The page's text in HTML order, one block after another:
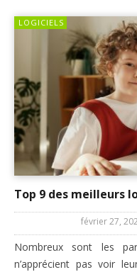
LOGICIELS
Top 9 des meilleurs
février 27,
Nombreux sont les
n’apprécient pas voir